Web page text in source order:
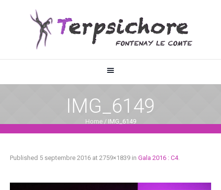
IMG_6149
Home / IMG_6149
Published 5 septembre 2016 at 2759×1839 in Gala 2016 : C4.